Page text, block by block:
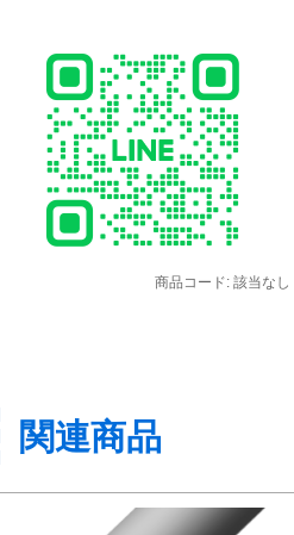
商品コード: 該当なし
関連商品